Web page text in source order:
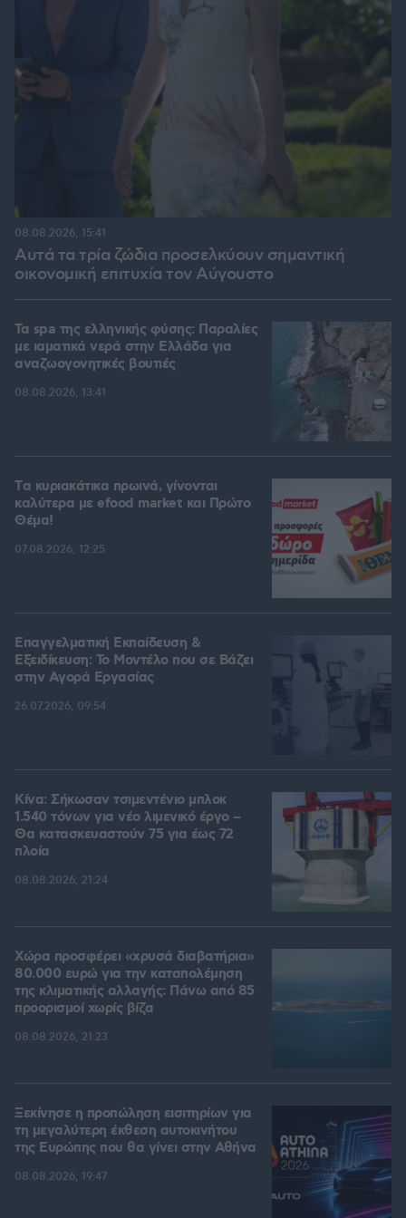
Αυτά τα τρία ζώδια προσελκύουν σημαντική
οικονομική επιτυχία τον Αύγουστο
08.08.2026, 15:41
Τα spa της ελληνικής φύσης: Παραλίες
με ιαματικά νερά στην Ελλάδα για
αναζωογονητικές βουτιές
08.08.2026, 13:41
Tα κυριακάτικα πρωινά, γίνονται
καλύτερα με efood market και Πρώτο
Θέμα!
07.08.2026, 12:25
Επαγγελματική Εκπαίδευση &
Εξειδίκευση: Το Mοντέλο που σε Bάζει
στην Aγορά Eργασίας
26.07.2026, 09:54
Κίνα: Σήκωσαν τσιμεντένιο μπλοκ
1.540 τόνων για νέο λιμενικό έργο –
Θα κατασκευαστούν 75 για έως 72
πλοία
08.08.2026, 21:24
Χώρα προσφέρει «χρυσά διαβατήρια»
80.000 ευρώ για την καταπολέμηση
της κλιματικής αλλαγής: Πάνω από 85
προορισμοί χωρίς βίζα
08.08.2026, 21:23
Ξεκίνησε η προπώληση εισιτηρίων για
τη μεγαλύτερη έκθεση αυτοκινήτου
της Ευρώπης που θα γίνει στην Αθήνα
08.08.2026, 19:47